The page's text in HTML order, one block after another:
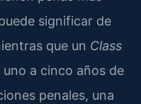
significar de
que un Class
a cinco años de
penales, una